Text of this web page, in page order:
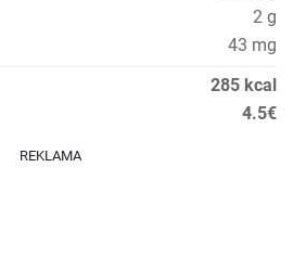
2 g
43 mg
285 kcal
4.5€
REKLAMA